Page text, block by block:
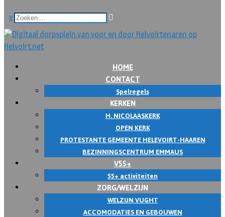
x
HOME
CONTACT
Spelregels
KERKEN
H. NICOLAASKERK
OPEN KERK
PROTESTANTE GEMEENTE HELEVOIRT-HAAREN
BEZINNINGSCENTRUM EMMAUS
V55+
55+ activiteiten
ZORG/WELZIJN
WELZIJN VUGHT
ACCOMODATIES EN GEBOUWEN